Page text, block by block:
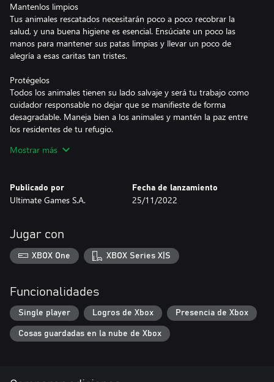
Mantenlos limpios
Tus animales rescatados necesitarán poco a poco recobrar la
salud, y una buena higiene es esencial. Ensúciate un poco las
manos para mantener sus patas limpias y llevar un poco de
alegría a esas caritas tan tristes.
Protégelos
Todos los animales tienen su lado salvaje y será tu trabajo como
cuidador responsable no dejar que se manifieste de forma
desagradable. Maneja bien a los animales y mantén la paz entre
los residentes de tu refugio.
Llévalos a pasear
entretenidos. Puedes estar seguro de que estarán anhelan tener
tu atención
Expándete
A medida que vayas teniendo éxito en tus esfuerzos, te
enfrentarás a nuevos retos. Asegúrate de convertirlos en
oportunidades a medida que inviertes en tus instalaciones y te
Los animales necesitan una cabeza sensata tanto como un
corazón cariñoso. Recuerda que cada residente de tu refugio
tiene su propio carácter No quieres que les pase nada malo a
Mostrar más
Publicado por
Ultimate Games S.A.
Fecha de lanzamiento
25/11/2022
Jugar con
XBOX One XBOX Series X|S
Funcionalidades
Single player Logros de Xbox Presencia de Xbox
Cosas guardadas en la nube de Xbox